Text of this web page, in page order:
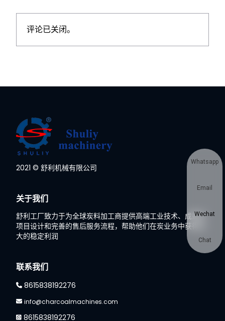
评论已关闭。
2021 © 舒利机械有限公司
关于我们
舒利工厂致力于为全球炭料加工商提供高端工业技术、成熟的
项目设计和完善的售后服务流程，帮助他们在炭业务中获得巨
大的稳定利润
联系我们
8615838192276
info@charcoalmachines.com
8615838192276
Whatsapp
Email
Wechat
Chat